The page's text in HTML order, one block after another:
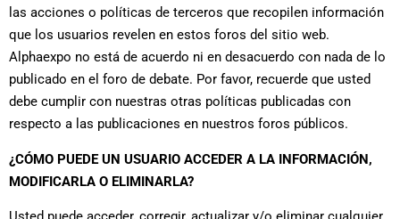
las acciones o políticas de terceros que recopilen información
que los usuarios revelen en estos foros del sitio web.
Alphaexpo no está de acuerdo ni en desacuerdo con nada de lo
publicado en el foro de debate. Por favor, recuerde que usted
debe cumplir con nuestras otras políticas publicadas con
respecto a las publicaciones en nuestros foros públicos.
¿CÓMO PUEDE UN USUARIO ACCEDER A LA INFORMACIÓN,
MODIFICARLA O ELIMINARLA?